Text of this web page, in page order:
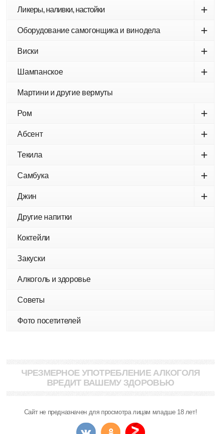
Ликеры, наливки, настойки +
Оборудование самогонщика и винодела +
Виски +
Шампанское +
Мартини и другие вермуты
Ром +
Абсент +
Текила +
Самбука +
Джин +
Другие напитки
Коктейли
Закуски
Алкоголь и здоровье
Советы
Фото посетителей
ЧРЕЗМЕРНОЕ УПОТРЕБЛЕНИЕ АЛКОГОЛЯ
ВРЕДИТ ВАШЕМУ ЗДОРОВЬЮ
Сайт не предназначен для просмотра лицам младше 18 лет!